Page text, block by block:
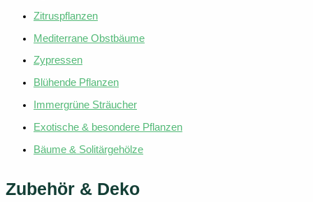
Zitruspflanzen
Mediterrane Obstbäume
Zypressen
Blühende Pflanzen
Immergrüne Sträucher
Exotische & besondere Pflanzen
Bäume & Solitärgehölze
Zubehör & Deko